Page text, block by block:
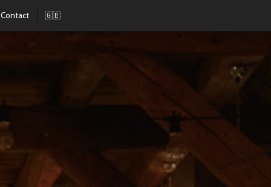
Contact 🇬🇧